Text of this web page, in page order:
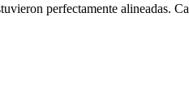
perfectamente alineadas.